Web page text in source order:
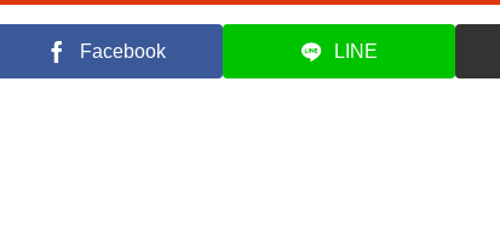
Facebook LINE